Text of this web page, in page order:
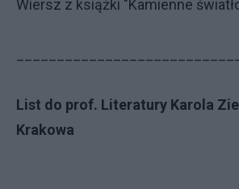
Wiersz z książki "Kamienne
List do prof. Literatury Karola
Krakowa